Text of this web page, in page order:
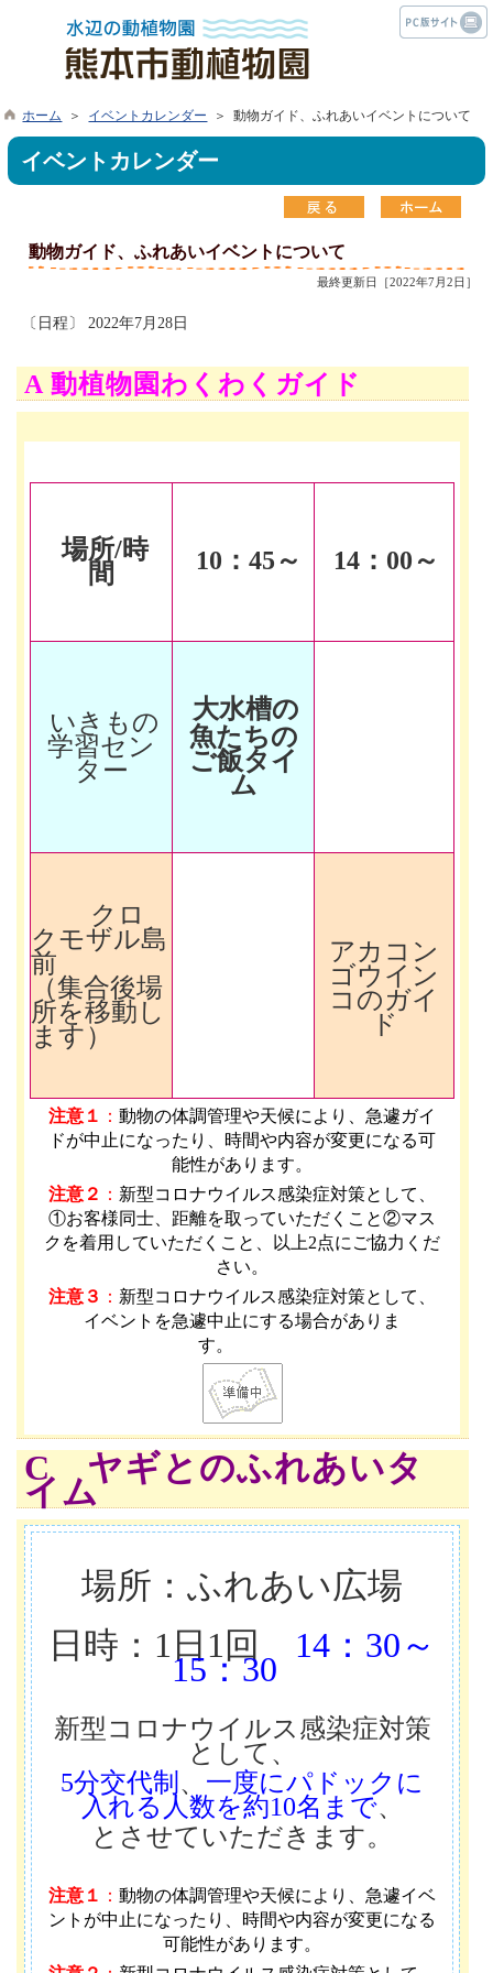
ホーム ＞ イベントカレンダー ＞ 動物ガイド、ふれあいイベントについて
イベントカレンダー
動物ガイド、ふれあいイベントについて
最終更新日［2022年7月2日］
〔日程〕 2022年7月28日
A 動植物園わくわくガイド
場所/時
間
10 ：45～ 14 ：00～
いきもの
学習セン
ター
大水槽の
魚たちの
ご飯タイ
ム
クロ
クモザル島
前
（集合後場
所を移動し
ます）
アカコン
ゴウイン
コのガイ
ド
注意１ ：動物の体調管理や天候により、急遽ガイ
ドが中止になったり、時間や内容が変更になる可
能性があります。
注意２ ： 新型コロナウイルス感染症対策として、
①お客様同士、距離を取っていただくこと②マス
クを着用していただくこと、以上2点にご協力くだ
さい。
注意３ ： 新型コロナウイルス感染症対策として、
イベントを急遽中止にする場合がありま
す。
C ヤギとのふれあいタ
イム
場所：ふれあい広場
日時：1日1回
14：30～
15：30
新型コロナウイルス感染症対策
として、
5分交代制 、 一度にパドックに
入れる人数を約10名まで、
とさせていただきます。
注意１ ：動物の体調管理や天候により、急遽イベ
ントが中止になったり、時間や内容が変更になる
可能性があります。